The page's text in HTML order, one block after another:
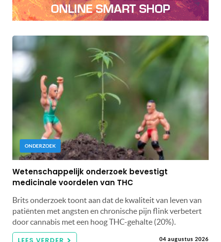
ONDERZOEK
Wetenschappelijk onderzoek bevestigt
medicinale voordelen van THC
Brits onderzoek toont aan dat de kwaliteit van leven van
patiënten met angsten en chronische pijn flink verbetert
door cannabis met een hoog THC-gehalte (20%).
04 augustus 2026